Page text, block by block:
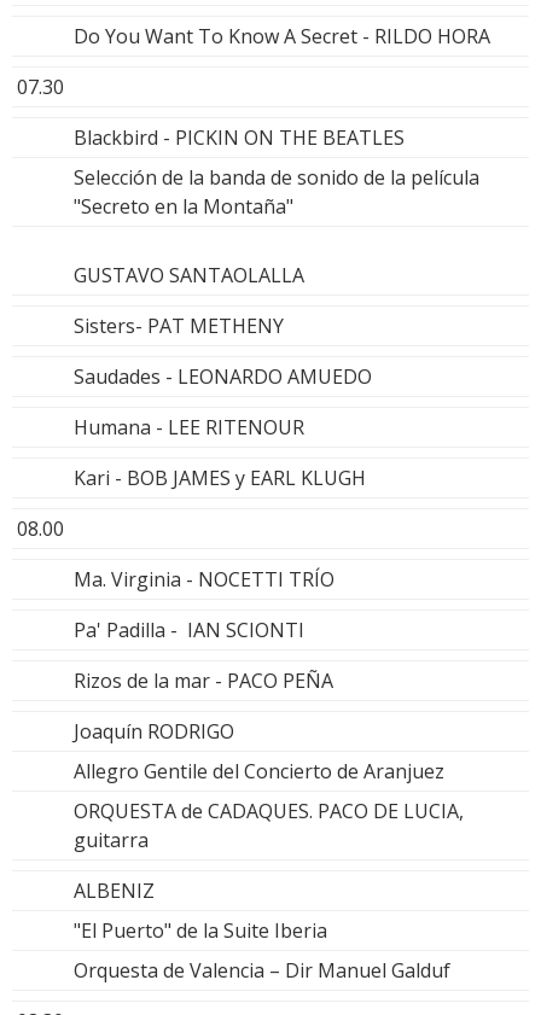
Do You Want To Know A Secret - RILDO HORA
07.30
Blackbird - PICKIN ON THE BEATLES
Selección de la banda de sonido de la película
"Secreto en la Montaña"
GUSTAVO SANTAOLALLA
Sisters- PAT METHENY
Saudades - LEONARDO AMUEDO
Humana - LEE RITENOUR
Kari - BOB JAMES y EARL KLUGH
08.00
Ma. Virginia - NOCETTI TRÍO
Pa' Padilla - IAN SCIONTI
Rizos de la mar - PACO PEÑA
Joaquín RODRIGO
Allegro Gentile del Concierto de Aranjuez
ORQUESTA de CADAQUES. PACO DE LUCIA,
guitarra
ALBENIZ
"El Puerto" de la Suite Iberia
Orquesta de Valencia – Dir Manuel Galduf